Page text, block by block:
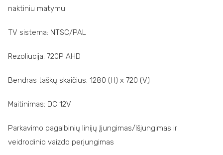
naktiniu matymu
TV sistema: NTSC/PAL
Rezoliucija: 720P AHD
Bendras taškų skaičius: 1280 (H) x 720 (V)
Maitinimas: DC 12V
Parkavimo pagalbinių linijų Įjungimas/Išjungimas ir
veidrodinio vaizdo perjungimas